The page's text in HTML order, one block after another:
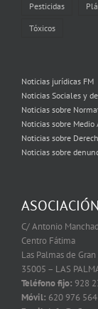
Pesticidas
Tóxicos
Noticias jurídicas FM
Noticias Sociales y
Noticias sobre
Noticias sobre
Noticias sobre
Noticias sobre
C/ Antonio
Centro Fátima
Las Palmas de Gran
35005 – LAS
Teléfono fijo: 928
Móvil: 620 976 564